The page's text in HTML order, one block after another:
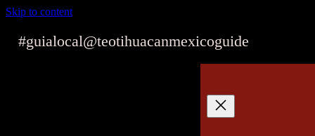
Skip to content
#guialocal@teotihuacanmexicoguide